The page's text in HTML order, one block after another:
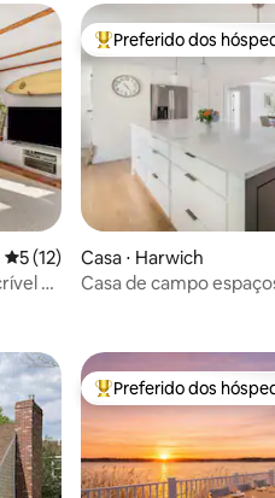
5 de uma avaliação média de 5,
5 (12)
e
Entre os melhores
Preferido dos
Casa ⋅ Harwich
Casa de campo
Entre os melhores
Preferido dos